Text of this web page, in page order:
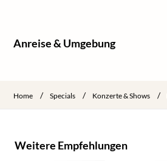
Anreise & Umgebung
Home / Specials / Konzerte & Shows /
Weitere Empfehlungen